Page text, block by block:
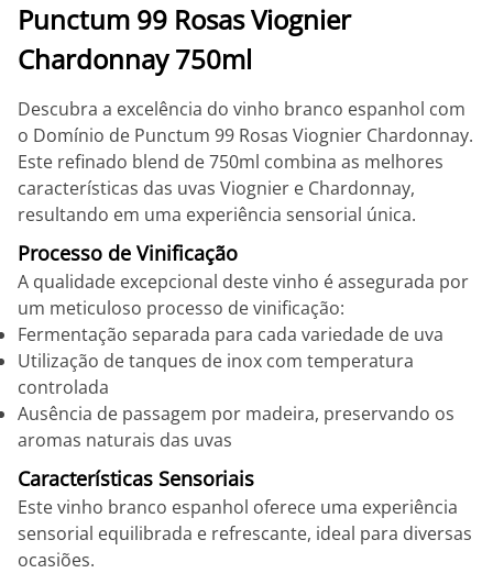
Punctum 99 Rosas Viognier
Chardonnay 750ml
Descubra a excelência do vinho branco espanhol com
o Domínio de Punctum 99 Rosas Viognier Chardonnay.
Este refinado blend de 750ml combina as melhores
características das uvas Viognier e Chardonnay,
resultando em uma experiência sensorial única.
Processo de Vinificação
A qualidade excepcional deste vinho é assegurada por
um meticuloso processo de vinificação:
Fermentação separada para cada variedade de uva
Utilização de tanques de inox com temperatura
controlada
Ausência de passagem por madeira, preservando os
aromas naturais das uvas
Características Sensoriais
Este vinho branco espanhol oferece uma experiência
sensorial equilibrada e refrescante, ideal para diversas
ocasiões.